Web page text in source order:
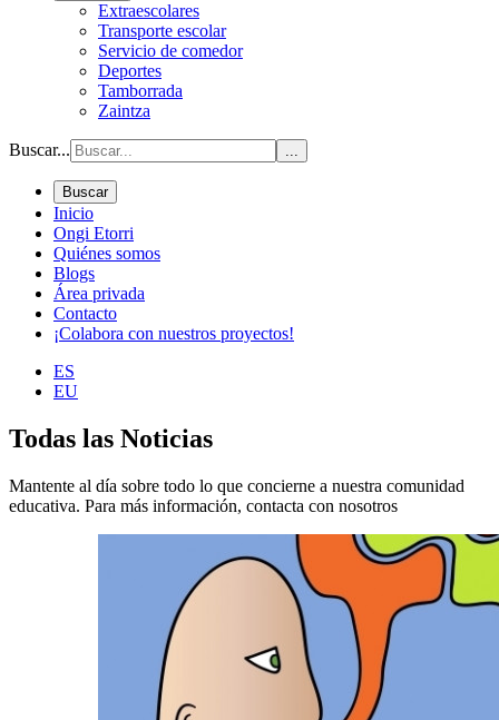
Extraescolares
Transporte escolar
Servicio de comedor
Deportes
Tamborrada
Zaintza
Buscar... ...
Buscar
Inicio
Ongi Etorri
Quiénes somos
Blogs
Área privada
Contacto
¡Colabora con nuestros proyectos!
ES
EU
Todas las Noticias
Mantente al día sobre todo lo que concierne a nuestra comunidad
educativa. Para más información, contacta con nosotros